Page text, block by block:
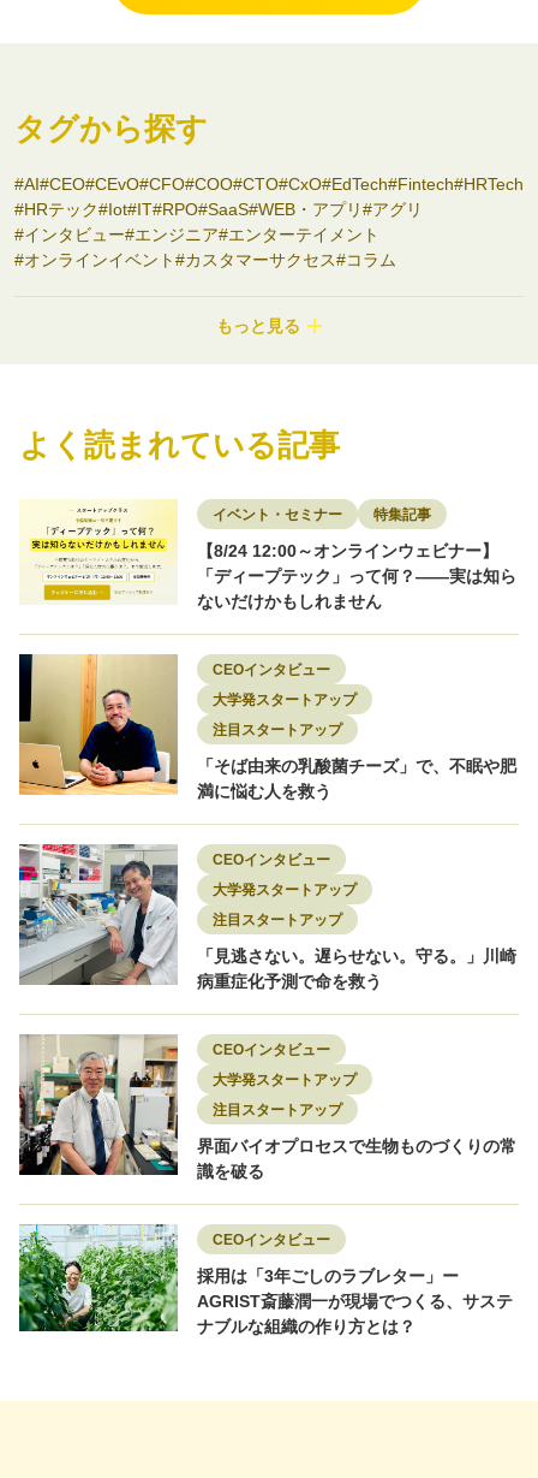
タグから探す
AI CEO CEvO CFO COO CTO CxO EdTech Fintech
HRTech
HRテック
Iot IT RPO SaaS WEB・アプリ
アグリ
インタビュー
エンジニア
エンターテイメント
オンラインイベント
カスタマーサクセス
コラム
バイオ フード
地域を盛り上げる 地方スタートアップ 地方創生
大学発スタートアップ
女性限定 宇宙 導入事例
環境エネルギー
研究者 研究開発 素材 脱炭素
転職
転職者インタビュー
もっと見る
よく読まれている記事
イベント・セミナー 特集記事
【8/24 12:00～オンラインウェビナー】
「ディープテック」って何？——実は知ら
ないだけかもしれません
CEOインタビュー
大学発スタートアップ
注目スタートアップ
「そば由来の乳酸菌チーズ」で、不眠や肥
満に悩む人を救う
CEOインタビュー
大学発スタートアップ
注目スタートアップ
「見逃さない。遅らせない。守る。」川崎
病重症化予測で命を救う
CEOインタビュー
大学発スタートアップ
注目スタートアップ
界面バイオプロセスで生物ものづくりの常
識を破る
CEOインタビュー
採用は「3年ごしのラブレター」ー
AGRIST斎藤潤一が現場でつくる、サステ
ナブルな組織の作り方とは？